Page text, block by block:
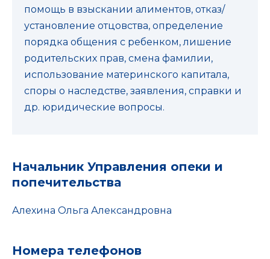
помощь в взыскании алиментов, отказ/
установление отцовства, определение
порядка общения с ребенком, лишение
родительских прав, смена фамилии,
использование материнского капитала,
споры о наследстве, заявления, справки и
др. юридические вопросы.
Начальник Управления опеки и
попечительства
Алехина Ольга Александровна
Номера телефонов